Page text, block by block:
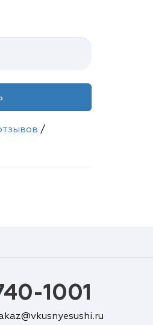
/
1001